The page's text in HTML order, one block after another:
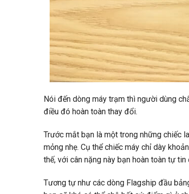
Nói đến dòng máy trạm thì người dùng
điều đó hoàn toàn thay đổi.
Trước mắt bạn là một trong những chiếc
mỏng nhẹ. Cụ thể chiếc máy chỉ dày
thế, với cân nặng này bạn hoàn toàn tự
Tương tự như các dòng Flagship đầu